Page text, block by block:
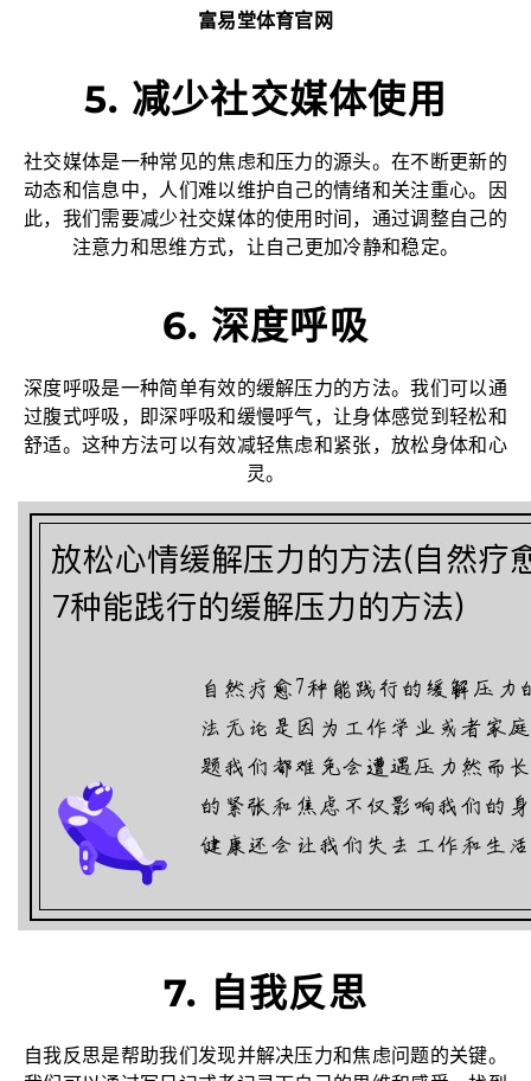
富易堂体育官网
5. 减少社交媒体使用
社交媒体是一种常见的焦虑和压力的源头。在不断更新的
动态和信息中，人们难以维护自己的情绪和关注重心。因
此，我们需要减少社交媒体的使用时间，通过调整自己的
注意力和思维方式，让自己更加冷静和稳定。
6. 深度呼吸
深度呼吸是一种简单有效的缓解压力的方法。我们可以通
过腹式呼吸，即深呼吸和缓慢呼气，让身体感觉到轻松和
舒适。这种方法可以有效减轻焦虑和紧张，放松身体和心
灵。
7. 自我反思
自我反思是帮助我们发现并解决压力和焦虑问题的关键。